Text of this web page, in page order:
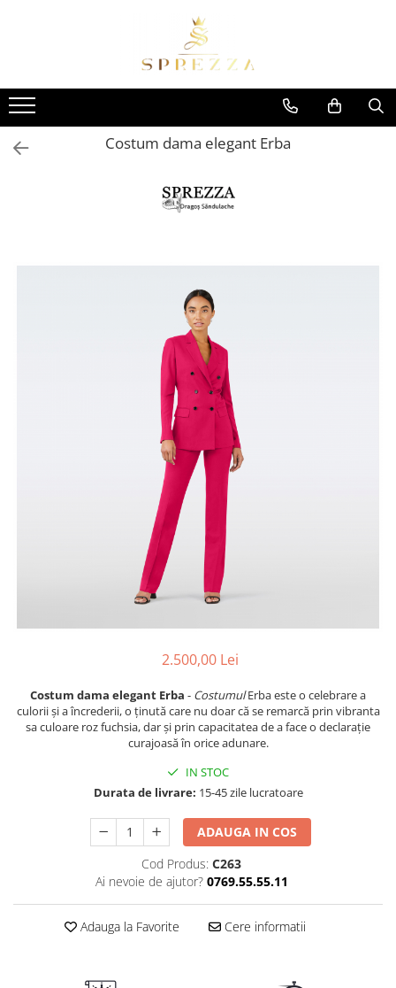
Costume de mire 2026
Redingotă bărbați
Frac bărbați
Ace Pin pentru Guler Cămașă
Costum dama elegant Erba
2.500,00 Lei
Costum dama elegant Erba - CostumulErba este o celebrare a
culorii și a încrederii, o ținută care nu doar că se remarcă prin vibranta
sa culoare roz fuchsia, dar și prin capacitatea de a face o declarație
curajoasă în orice adunare.
IN STOC
Durata de livrare: 15-45 zile lucratoare
ADAUGA IN COS
Cod Produs: C263
Ai nevoie de ajutor? 0769.55.55.11
Adauga la Favorite Cere informatii